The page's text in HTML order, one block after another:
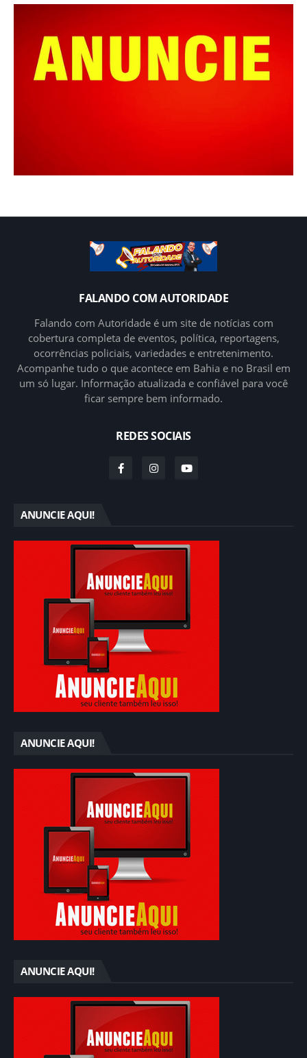
FALANDO COM AUTORIDADE
Falando com Autoridade é um site de notícias com
cobertura completa de eventos, política, reportagens,
ocorrências policiais, variedades e entretenimento.
Acompanhe tudo o que acontece em Bahia e no Brasil em
um só lugar. Informação atualizada e confiável para você
ficar sempre bem informado.
REDES SOCIAIS
ANUNCIE AQUI!
ANUNCIE AQUI!
ANUNCIE AQUI!